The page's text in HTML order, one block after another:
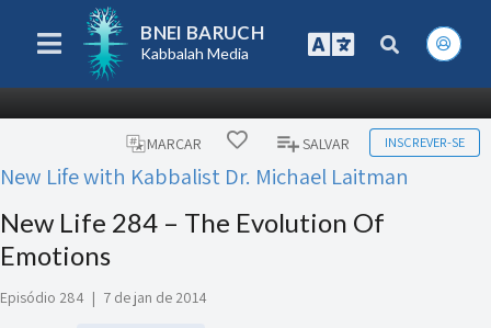
BNEI BARUCH
Kabbalah Media
MARCAR SALVAR INSCREVER-SE
New Life with Kabbalist Dr. Michael Laitman
New Life 284 – The Evolution Of
Emotions
Episódio 284 | 7 de jan de 2014